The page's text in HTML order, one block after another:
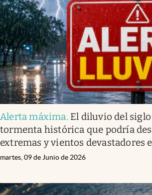
Alerta máxima. El diluvio del
tormenta histórica que podría
extremas y vientos devastadores
martes, 09 de Junio de 2026